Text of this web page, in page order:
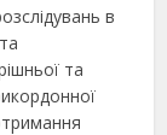
в
та